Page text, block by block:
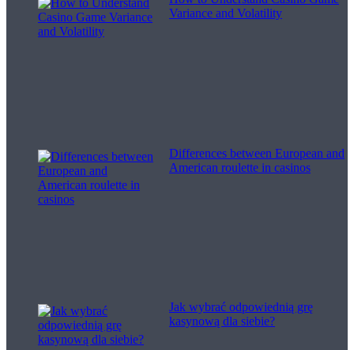
Variance and Volatility
Differences between European and
American roulette in casinos
Jak wybrać odpowiednią grę
kasynową dla siebie?